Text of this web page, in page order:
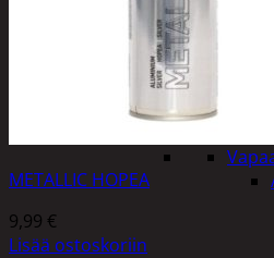
METALLIC HOPEA
9,99 €
Lisää ostoskoriin